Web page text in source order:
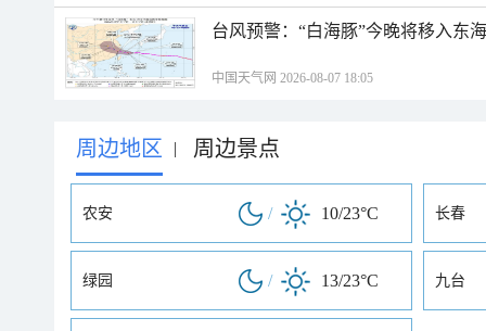
台风预警：“白海豚”今晚将移入东
中国天气网 2026-08-07 18:05
周边地区 | 周边景点
农安 / 10/23°C 长春
绿园 / 13/23°C 九台